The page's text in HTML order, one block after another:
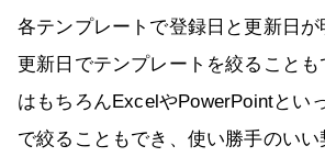
各テンプレートで登録日と更新日が
更新日でテンプレートを絞ること
はもちろんExcelやPowerPointとい
で絞ることもでき、使い勝手のい